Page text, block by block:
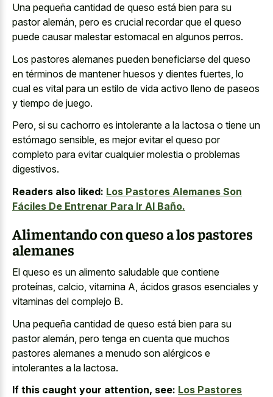
Una pequeña cantidad de queso está bien para su
pastor alemán, pero es crucial recordar que el queso
puede causar malestar estomacal en algunos perros.
Los pastores alemanes pueden beneficiarse del queso
en términos de mantener huesos y dientes fuertes , lo
cual es vital para un estilo de vida activo lleno de paseos
y tiempo de juego.
Pero, si su cachorro es intolerante a la lactosa o tiene un
estómago sensible, es mejor evitar el queso por
completo para evitar cualquier molestia o problemas
digestivos.
Readers also liked: Los Pastores Alemanes Son
Fáciles De Entrenar Para Ir Al Baño.
Alimentando con queso a los pastores
alemanes
El queso es un alimento saludable que contiene
proteínas, calcio, vitamina A, ácidos grasos esenciales y
vitaminas del complejo B.
Una pequeña cantidad de queso está bien para su
pastor alemán, pero tenga en cuenta que muchos
pastores alemanes a menudo son alérgicos e
intolerantes a la lactosa.
If this caught your attention, see: Los Pastores